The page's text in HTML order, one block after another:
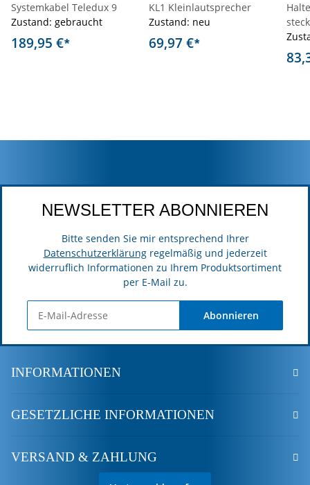
Systemkabel Teledux 9
Zustand: gebraucht
189,95 €*
KL1 Kleinlautsprecher
Zustand: neu
69,97 €*
NEWSLETTER ABONNIEREN
Bitte senden Sie mir entsprechend Ihrer
Datenschutzerklärungregelmäßig und jederzeit
widerruflich Informationen zu Ihrem Produktsortiment
per E-Mail zu.
Abonnieren
INFORMATIONEN
GESETZLICHE INFORMATIONEN
VERSAND & ZAHLUNG